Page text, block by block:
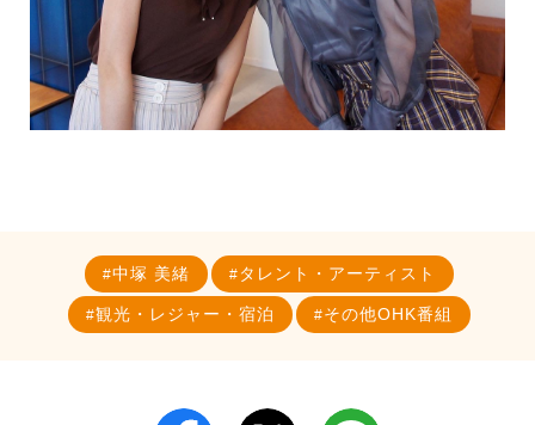
中塚 美緒 タレント・アーティスト
観光・レジャー・宿泊 その他OHK番組